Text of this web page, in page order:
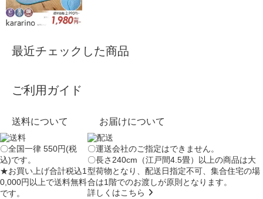
最近チェックした商品
ご利用ガイド
送料について
〇全国一律 550円(税
込)です。
★お買い上げ合計税込1
0,000円以上で送料無料
です。
お届けについて
〇運送会社のご指定はできません。
〇長さ240cm（江戸間4.5畳）以上の商品は大
型荷物となり、配送日指定不可、集合住宅の場
合は1階でのお渡しが原則となります。
詳しくはこちら